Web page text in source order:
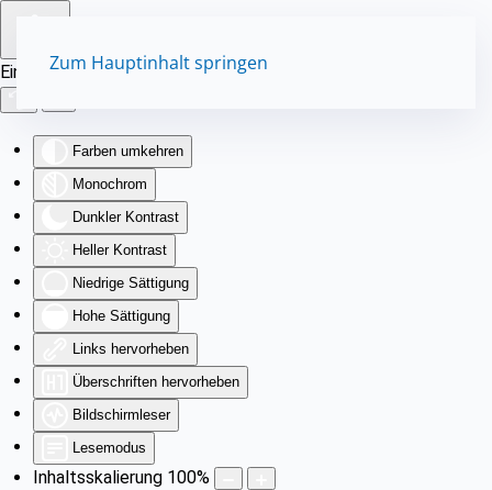
Eingabehilfen öffnen
Farben umkehren
Monochrom
Dunkler Kontrast
Heller Kontrast
Niedrige Sättigung
Hohe Sättigung
Links hervorheben
Überschriften hervorheben
Bildschirmleser
Lesemodus
Inhaltsskalierung 100%
Zum Hauptinhalt springen